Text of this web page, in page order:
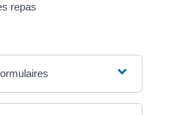
repas